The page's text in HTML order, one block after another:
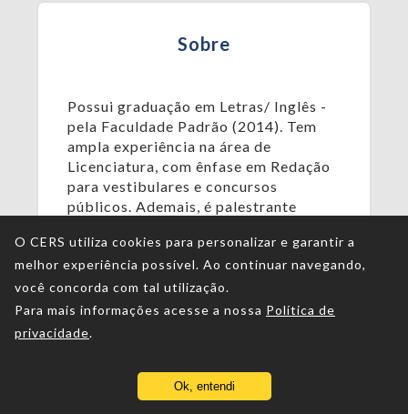
Sobre
Possui graduação em Letras/ Inglês -
pela Faculdade Padrão (2014). Tem
ampla experiência na área de
Licenciatura, com ênfase em Redação
para vestibulares e concursos
públicos. Ademais, é palestrante
PNL ( programação Neuro Línguística
).
O CERS utiliza cookies para personalizar e garantir a
melhor experiência possível. Ao continuar navegando,
você concorda com tal utilização.
Para mais informações acesse a nossa Política de
privacidade.
Ok, entendi